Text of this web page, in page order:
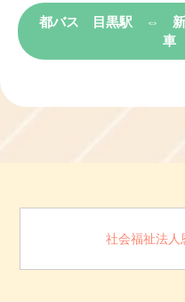
都バス 目黒駅 ⇔ 新
車
社会福祉法人